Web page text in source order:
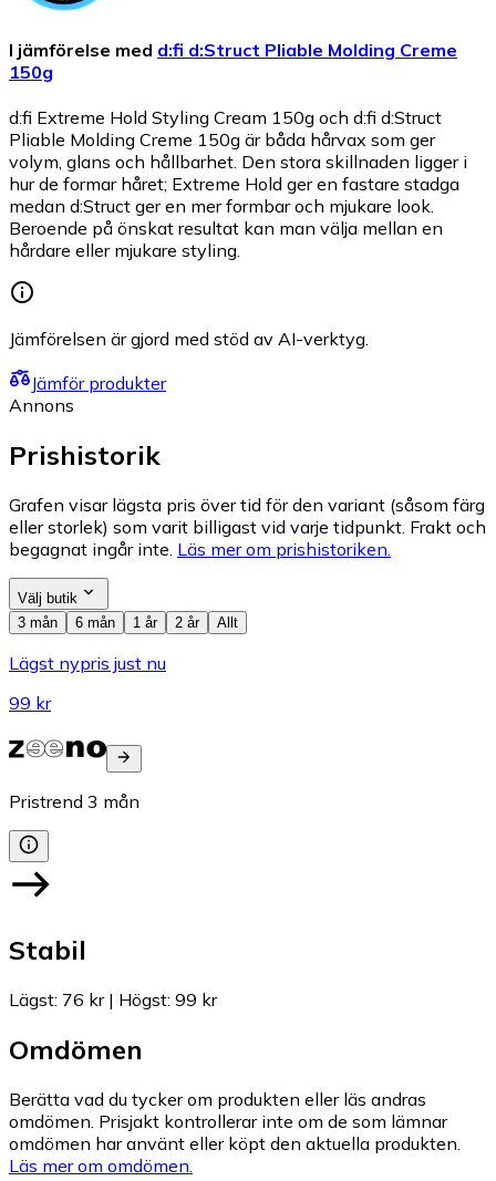
I jämförelse med d:fi d:Struct Pliable Molding Creme
150g
d:fi Extreme Hold Styling Cream 150g och d:fi d:Struct
Pliable Molding Creme 150g är båda hårvax som ger
volym, glans och hållbarhet. Den stora skillnaden ligger i
hur de formar håret; Extreme Hold ger en fastare stadga
medan d:Struct ger en mer formbar och mjukare look.
Beroende på önskat resultat kan man välja mellan en
hårdare eller mjukare styling.
Jämförelsen är gjord med stöd av AI-verktyg.
Jämför produkter
Annons
Prishistorik
Grafen visar lägsta pris över tid för den variant (såsom färg
eller storlek) som varit billigast vid varje tidpunkt. Frakt och
begagnat ingår inte. Läs mer om prishistoriken.
Välj butik
3 mån
6 mån 1 år 2 år Allt
Lägst nypris just nu
99 kr
Pristrend 3 mån
Stabil
Lägst: 76 kr| Högst: 99 kr
Omdömen
Berätta vad du tycker om produkten eller läs andras
omdömen. Prisjakt kontrollerar inte om de som lämnar
omdömen har använt eller köpt den aktuella produkten.
Läs mer om omdömen.